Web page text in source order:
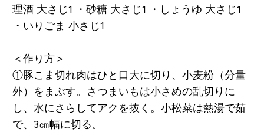
理酒 大さじ1 ・砂糖 大さじ1 ・しょうゆ 大さじ1
・いりごま 小さじ1
＜作り方＞
①豚こま切れ肉はひと口大に切り、小麦粉（分量
外）をまぶす。さつまいもは小さめの乱切りに
し、水にさらしてアクを抜く。小松菜は熱湯で茹
で、3㎝幅に切る。